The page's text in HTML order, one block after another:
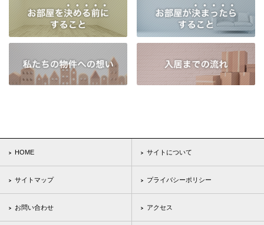
HOME サイトについて
サイトマップ プライバシーポリシー
お問い合わせ アクセス